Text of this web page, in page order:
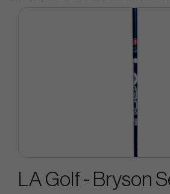
LA Golf - Bryson